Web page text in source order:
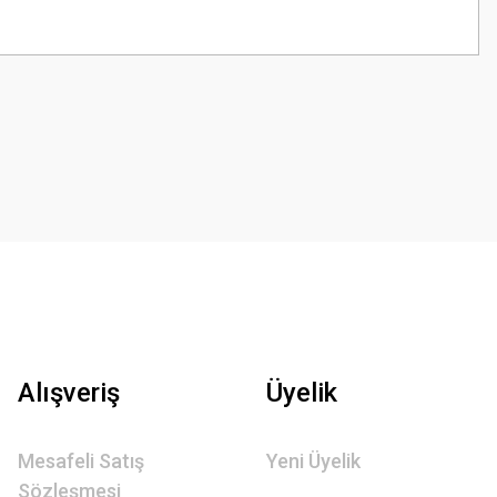
Alışveriş
Mesafeli Satış
Sözleşmesi
Üyelik
Yeni Üyelik